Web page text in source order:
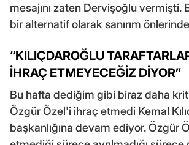
mesajını zaten Dervişoğlu vermişti.
bir alternatif olarak sanırım
“KILIÇDAROĞLU
İHRAÇ ETMEYECEĞİZ DİYOR”
Bu hafta dediğim gibi biraz daha
Özgür Özel'i ihraç etmedi Kemal
başkanlığına devam ediyor. Özgür